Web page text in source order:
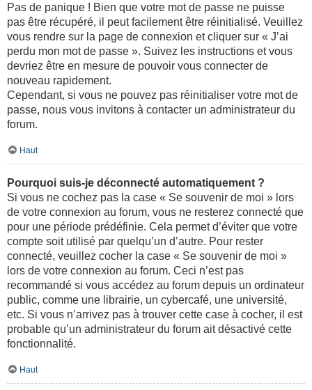
Pas de panique ! Bien que votre mot de passe ne puisse
pas être récupéré, il peut facilement être réinitialisé. Veuillez
vous rendre sur la page de connexion et cliquer sur « J’ai
perdu mon mot de passe ». Suivez les instructions et vous
devriez être en mesure de pouvoir vous connecter de
nouveau rapidement.
Cependant, si vous ne pouvez pas réinitialiser votre mot de
passe, nous vous invitons à contacter un administrateur du
forum.
Haut
Pourquoi suis-je déconnecté automatiquement ?
Si vous ne cochez pas la case « Se souvenir de moi » lors
de votre connexion au forum, vous ne resterez connecté que
pour une période prédéfinie. Cela permet d’éviter que votre
compte soit utilisé par quelqu’un d’autre. Pour rester
connecté, veuillez cocher la case « Se souvenir de moi »
lors de votre connexion au forum. Ceci n’est pas
recommandé si vous accédez au forum depuis un ordinateur
public, comme une librairie, un cybercafé, une université,
etc. Si vous n’arrivez pas à trouver cette case à cocher, il est
probable qu’un administrateur du forum ait désactivé cette
fonctionnalité.
Haut